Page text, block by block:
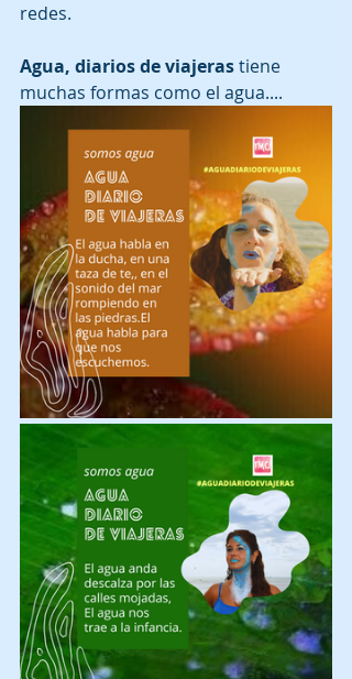
redes.
Agua, diarios de viajeras tiene
muchas formas como el agua....